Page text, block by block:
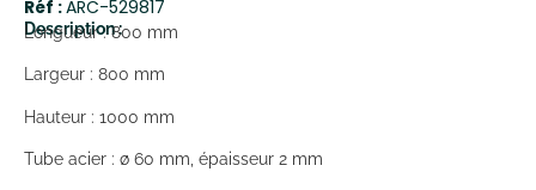
Réf :ARC-529817
Description :
Longueur : 800 mm
Largeur : 800 mm
Hauteur : 1000 mm
Tube acier : ø 60 mm, épaisseur 2 mm